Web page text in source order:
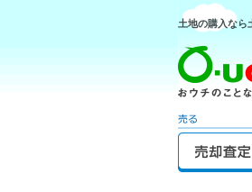
土地の購入なら